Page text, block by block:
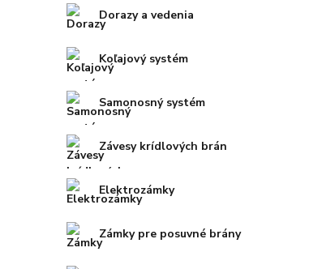
Dorazy a vedenia
Koľajový systém
Samonosný systém
Závesy krídlových brán
Elektrozámky
Zámky pre posuvné brány